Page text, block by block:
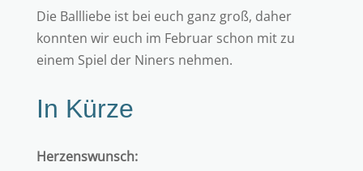
Die Ballliebe ist bei euch ganz groß, daher
konnten wir euch im Februar schon mit zu
einem Spiel der Niners nehmen.
In Kürze
Herzenswunsch: